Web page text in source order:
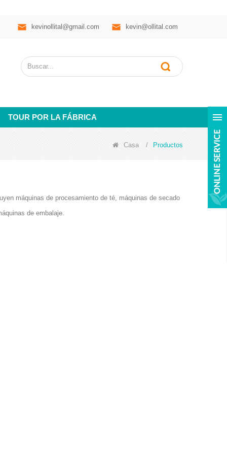
kevin@ollital.com
kevinollital@gmail.com
TOUR POR LA FÁBRICA
Casa / Productos
máquinas de procesamiento de té, máquinas de secado
de embalaje.